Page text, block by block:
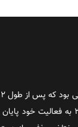
۲۵۰۰ شماره، در سال ۲۰۱۶ به